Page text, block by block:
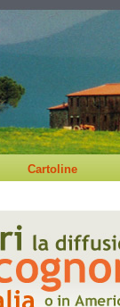
Cartoline